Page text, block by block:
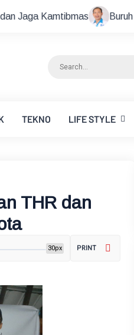
Buruh NTB Serukan
TEKNO LIFE STYLE
THR dan
30px PRINT